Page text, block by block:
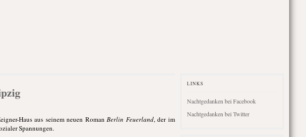
Haus aus seinem neuen RomanBerlin Feuerland, der im
Spannungen.
LINKS
Nachtgedanken bei Facebook
Nachtgedanken bei Twitter